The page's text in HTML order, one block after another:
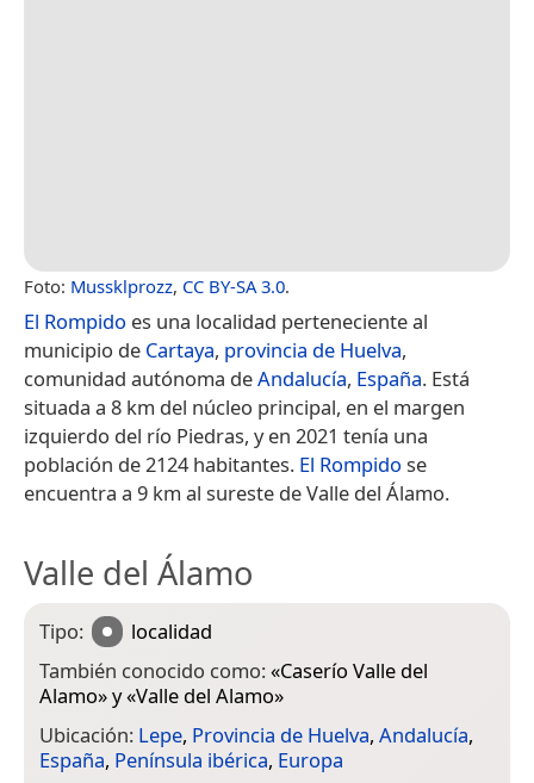
Foto: Mussklprozz, CC BY-SA 3.0.
El Rompido es una localidad perteneciente al
municipio de Cartaya, provincia de Huelva,
comunidad autónoma deAndalucía, España. Está
situada a 8 km del núcleo principal, en el margen
izquierdo del río Piedras, y en 2021 tenía una
población de 2124 habitantes. El Rompido se
encuentra a 9 km al sureste de Valle del Álamo.
Valle del Álamo
Tipo:
localidad
También conocido como:«Caserío Valle del
Alamo» y «Valle del Alamo»
Ubicación: Lepe, Provincia de Huelva, Andalucía,
España, Península ibérica, Europa